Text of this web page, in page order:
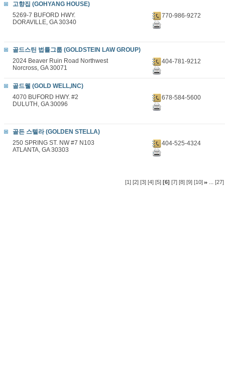
고향집 (GOHYANG HOUSE)
5269-7 BUFORD HWY.
DORAVILLE, GA 30340
770-986-9272
골드스틴 법률그룹 (GOLDSTEIN LAW GROUP)
2024 Beaver Ruin Road Northwest
Norcross, GA 30071
404-781-9212
골드웰 (GOLD WELL,INC)
4070 BUFORD HWY. #2
DULUTH, GA 30096
678-584-5600
골든 스텔라 (GOLDEN STELLA)
250 SPRING ST. NW #7 N103
ATLANTA, GA 30303
404-525-4324
[1] [2] [3] [4] [5] [6] [7] [8] [9] [10] ... [27]